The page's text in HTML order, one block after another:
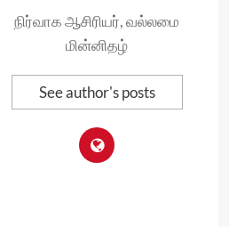
நிர்வாக ஆசிரியர், வல்லமை
மின்னிதழ்
See author's posts